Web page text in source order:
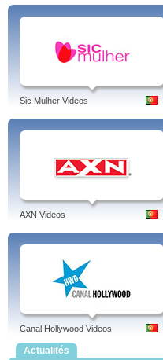
Sic Mulher Videos
AXN Videos
Canal Hollywood Videos
Actualités